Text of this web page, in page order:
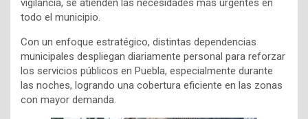
vigilancia, se atienden las necesidades más urgentes en
todo el municipio.
Con un enfoque estratégico, distintas dependencias
municipales despliegan diariamente personal para reforzar
los servicios públicos en Puebla, especialmente durante
las noches, logrando una cobertura eficiente en las zonas
con mayor demanda.